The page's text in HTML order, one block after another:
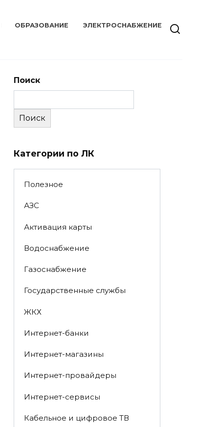
ОБРАЗОВАНИЕ ЭЛЕКТРОСНАБЖЕНИЕ
Поиск
Поиск
Категории по ЛК
Полезное
АЗС
Активация карты
Водоснабжение
Газоснабжение
Государственные службы
ЖКХ
Интернет-банки
Интернет-магазины
Интернет-провайдеры
Интернет-сервисы
Кабельное и цифровое ТВ